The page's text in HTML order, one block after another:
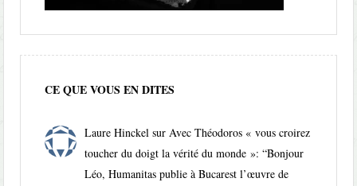
CE QUE VOUS EN DITES
Laure Hinckel surAvec Théodoros « vous croirez
toucher du doigt la vérité du monde »: “Bonjour
Léo, Humanitas publie à Bucarest l’œuvre de